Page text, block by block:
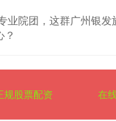
业院团，这群广州银发
？
规股票配资 在